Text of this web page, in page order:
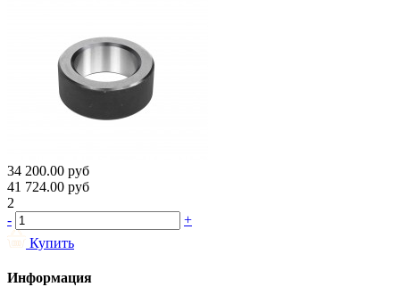
34 200.00 руб
41 724.00 руб
2
-
+
Купить
Информация